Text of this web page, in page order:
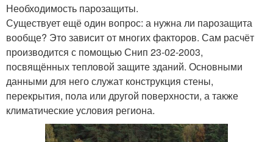
Необходимость парозащиты.
Существует ещё один вопрос: а нужна ли парозащита
вообще? Это зависит от многих факторов. Сам расчёт
производится с помощью Снип 23-02-2003,
посвящённых тепловой защите зданий. Основными
данными для него служат конструкция стены,
перекрытия, пола или другой поверхности, а также
климатические условия региона.